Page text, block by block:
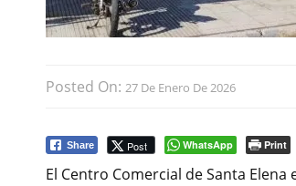
Posted On: 27 De Enero De 2026
Share Post WhatsApp Print
El Centro Comercial de Santa